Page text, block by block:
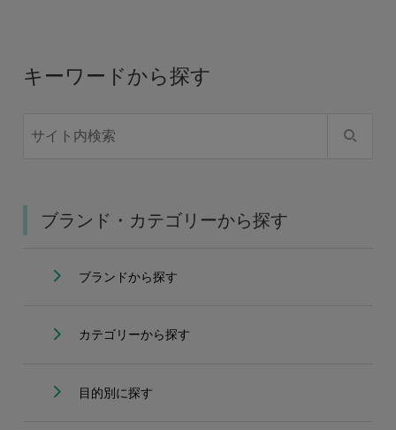
キーワードから探す
ブランド・カテゴリーから探す
ブランドから探す
カテゴリーから探す
目的別に探す